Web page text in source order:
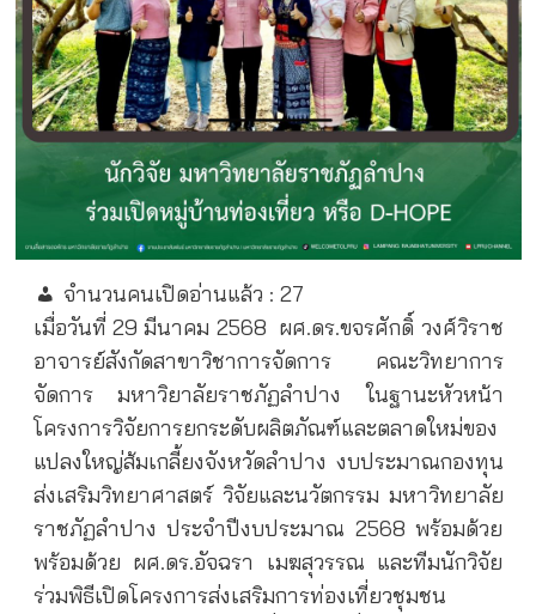
จำนวนคนเปิดอ่านแล้ว : 27
เมื่อวันที่ 29 มีนาคม 2568 ผศ.ดร.ขจรศักดิ์ วงศ์วิราช
อาจารย์สังกัดสาขาวิชาการจัดการ คณะวิทยาการ
จัดการ มหาวิยาลัยราชภัฏลำปาง ในฐานะหัวหน้า
โครงการวิจัยการยกระดับผลิตภัณฑ์และตลาดใหม่ของ
แปลงใหญ่ส้มเกลี้ยงจังหวัดลำปาง งบประมาณกองทุน
ส่งเสริมวิทยาศาสตร์ วิจัยและนวัตกรรม มหาวิทยาลัย
ราชภัฏลำปาง ประจำปีงบประมาณ 2568 พร้อมด้วย
พร้อมด้วย ผศ.ดร.อัจฉรา เมฆสุวรรณ และทีมนักวิจัย
ร่วมพิธีเปิดโครงการส่งเสริมการท่องเที่ยวชุมชน